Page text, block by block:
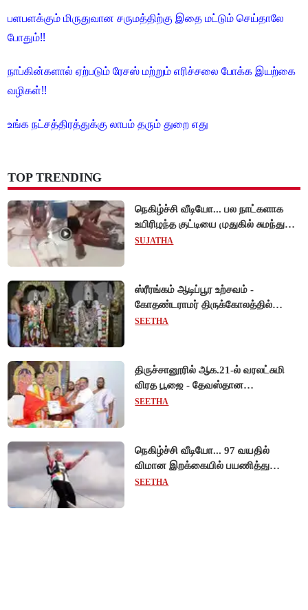
பளபளக்கும் மிருதுவான சருமத்திற்கு இதை மட்டும் செய்தாலே
போதும்!!
நாப்கின்களால் ஏற்படும் ரேசஸ் மற்றும் எரிச்சலை போக்க இயற்கை
வழிகள்!!
உங்க நட்சத்திரத்துக்கு லாபம் தரும் துறை எது
TOP TRENDING
நெகிழ்ச்சி வீடியோ... பல நாட்களாக
உயிரிழந்த குட்டியை முதுகில் சுமந்து
நீந்திய டால்பின்... உலகை உலுக்கிய
SUJATHA
ஸ்ரீரங்கம் ஆடிப்பூர உற்சவம் -
கோதண்டராமர் திருக்கோலத்தில்
ஆண்டாள் நாச்சியார்!
SEETHA
திருச்சானூரில் ஆக.21-ல் வரலட்சுமி
விரத பூஜை - தேவஸ்தான
அறங்காவலர் குழு தலைவருக்கு
SEETHA
நெகிழ்ச்சி வீடியோ... 97 வயதில்
விமான இறக்கையில் பயணித்து
கின்னஸ் சாதனை படைத்த பிரிட்டன்
SEETHA